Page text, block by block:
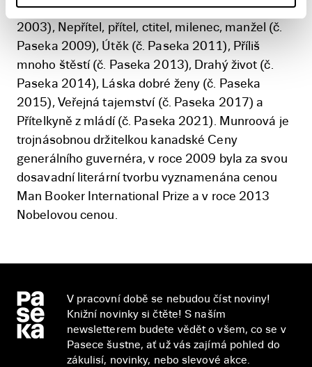
dávno ti chci něco říct a jiné povídky (č. Paseka
2003), Nepřítel, přítel, ctitel, milenec, manžel (č.
Paseka 2009), Útěk (č. Paseka 2011), Příliš
mnoho štěstí (č. Paseka 2013), Drahý život (č.
Paseka 2014), Láska dobré ženy (č. Paseka
2015), Veřejná tajemství (č. Paseka 2017) a
Přítelkyně z mládí (č. Paseka 2021). Munroová je
trojnásobnou držitelkou kanadské Ceny
generálního guvernéra, v roce 2009 byla za svou
dosavadní literární tvorbu vyznamenána cenou
Man Booker International Prize a v roce 2013
Nobelovou cenou.
V pracovní době se nebudou číst noviny!
Knižní novinky si čtěte! S naším
newsletterem budete vědět o všem, co se v
Pasece šustne, ať už vás zajímá pohled do
zákulisí, novinky, nebo slevové akce.